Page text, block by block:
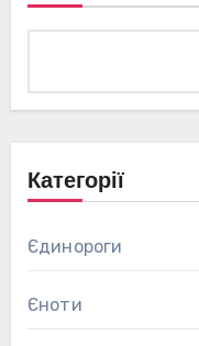
Категорії
Єдинороги
Єноти